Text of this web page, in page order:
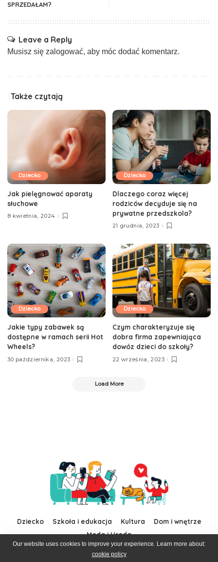
SPRZEDAŁAM?
Leave a Reply
Musisz się zalogować, aby móc dodać komentarz.
Także czytają
Dziecko
Jak pielęgnować aparaty
słuchowe
8 kwietnia, 2024
Dziecko
Dlaczego coraz więcej
rodziców decyduje się na
prywatne przedszkola?
21 grudnia, 2023
Dziecko
Jakie typy zabawek są
dostępne w ramach serii Hot
Wheels?
30 października, 2023
Dziecko
Czym charakteryzuje się
dobra firma zapewniająca
dowóz dzieci do szkoły?
22 września, 2023
Load More
Dziecko Szkoła i edukacja Kultura
Dom i wnętrze
Moda i Uroda
Our website uses cookies to improve your experience. Learn more about:
cookie policy